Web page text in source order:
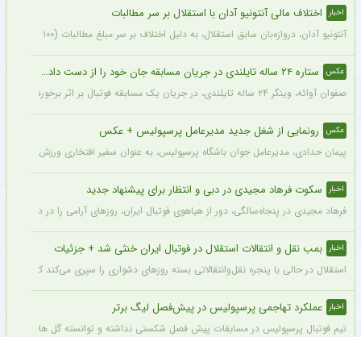
اخبار اختلاف مالی آنتونیو آدان با استقلال بر سر مطالبات
آنتونیو آدان، دروازه‌بان سابق استقلال، به دلیل اختلاف بر سر مبلغ مطالبات (۱۰۰ تا ۲۰۰ هزار یورو) قصد شکایت از باشگاه را دارد.
عکس ستاره ۲۴ ساله تایلندی در جریان مسابقه جان خود را از دست داد + عکس
صفوان آوائه، وینگر ۲۴ ساله تایلندی، در جریان یک مسابقه فوتبال بر اثر برخورد صاعقه جان خود را از دست داد.
عکس رونمایی از شغل جدید مدیرعامل پرسپولیس + عکس
پیمان حدادی، مدیرعامل جوان باشگاه پرسپولیس، به عنوان سفیر افتخاری ورزش چوگان
اخبار سکوت فرهاد مجیدی در دبی و انتظار برای پیشنهاد جدید
فرهاد مجیدی در پنجاه‌سالگی، دور از هیاهوی فوتبال ایران، روزهای آرامی را در دبی
اخبار بمب نقل و انتقالات استقلال در فوتبال ایران خنثی شد + جزئیات
استقلال در حالی با پنجره نقل‌وانتقالاتی بسته روزهای دشواری را سپری می‌کند که در
اخبار عملکرد تهاجمی پرسپولیس در پیش‌فصل لیگ برتر
تیم فوتبال پرسپولیس در مسابقات پیش فصل شکستی نداشته و توانسته گل های زیادی